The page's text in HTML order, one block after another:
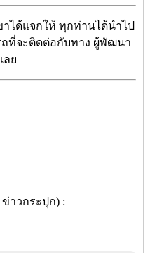
าได้แจกให้ ทุกท่านได้นำไป
ถที่จะติดต่อกับทาง ผู้พัฒนา
ลย